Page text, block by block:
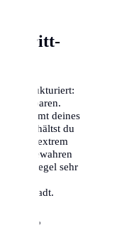
Schritt-
gut strukturiert:
vereinbaren.
deines
erhältst du
ist ein extrem
aufbewahren
der Regel sehr
der Stadt.